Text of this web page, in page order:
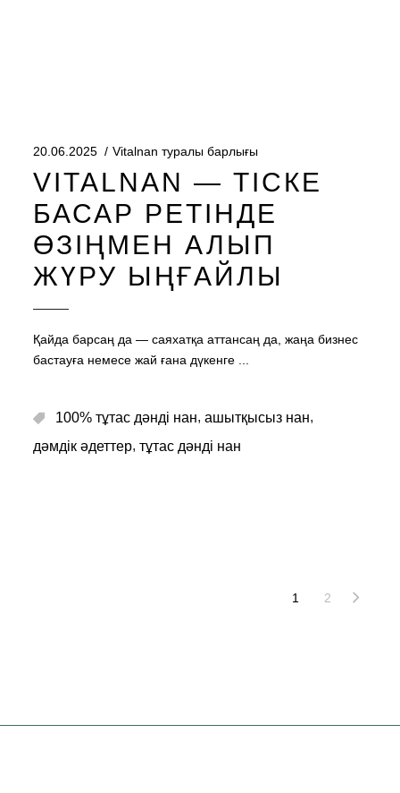
20.06.2025 Vitalnan туралы барлығы
VITALNAN — ТІСКЕ
БАСАР РЕТІНДЕ
ӨЗІҢМЕН АЛЫП
ЖҮРУ ЫҢҒАЙЛЫ
Қайда барсаң да — саяхатқа аттансаң да, жаңа бизнес
бастауға немесе жай ғана дүкенге
100% тұтас дәнді нан, ашытқысыз нан,
дәмдік әдеттер, тұтас дәнді нан
1 2